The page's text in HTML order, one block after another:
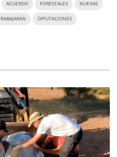
ACUERDO FORESTALES NUEVAS
DIPUTACIONES